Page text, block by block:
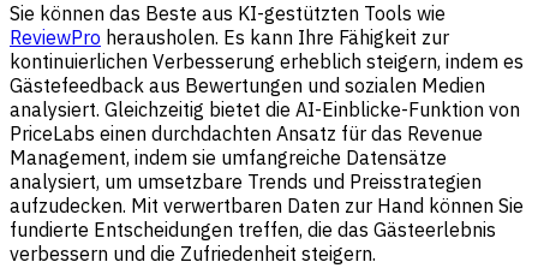
Sie können das Beste aus KI-gestützten Tools wie
ReviewPro herausholen. Es kann Ihre Fähigkeit zur
kontinuierlichen Verbesserung erheblich steigern, indem es
Gästefeedback aus Bewertungen und sozialen Medien
analysiert. Gleichzeitig bietet die AI-Einblicke-Funktion von
PriceLabs einen durchdachten Ansatz für das Revenue
Management, indem sie umfangreiche Datensätze
analysiert, um umsetzbare Trends und Preisstrategien
aufzudecken. Mit verwertbaren Daten zur Hand können Sie
fundierte Entscheidungen treffen, die das Gästeerlebnis
verbessern und die Zufriedenheit steigern.